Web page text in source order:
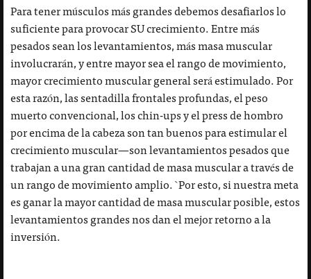
Para tener músculos más grandes debemos desafiarlos lo
suficiente para provocar SU crecimiento. Entre más
pesados sean los levantamientos, más masa muscular
involucrarán, y entre mayor sea el rango de movimiento,
mayor crecimiento muscular general será estimulado. Por
esta razón, las sentadilla frontales profundas, el peso
muerto convencional, los chin-ups y el press de hombro
por encima de la cabeza son tan buenos para estimular el
crecimiento muscular—son levantamientos pesados que
trabajan a una gran cantidad de masa muscular a través de
un rango de movimiento amplio. `Por esto, si nuestra meta
es ganar la mayor cantidad de masa muscular posible, estos
levantamientos grandes nos dan el mejor retorno a la
inversión.